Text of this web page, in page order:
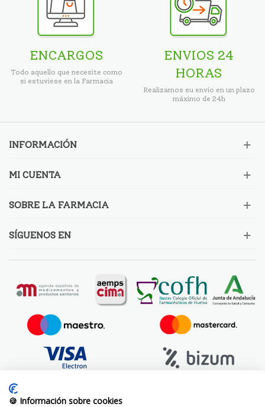
ENCARGOS
Todo aquello que necesite como
si estuviese en la Farmacia
ENVIOS 24
HORAS
Realizamos su envío en un plazo
máximo de 24h
INFORMACIÓN
MI CUENTA
SOBRE LA FARMACIA
SÍGUENOS EN
🍪 Información sobre cookies